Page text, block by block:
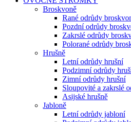
Broskvoně
Rané odrůdy
Pozdní odrůdy
Zakrslé odrůdy
Polorané odrůdy
Hrušně
Letní odrůdy hrušní
Podzimní odrůdy
Zimní odrůdy hrušní
Sloupovité a zakrslé
Asijské hrušně
Jabloně
Letní odrůdy jabloní